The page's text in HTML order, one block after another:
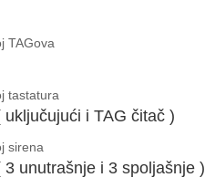
TAGova
tastatura
uključujući i TAG čitač )
sirena
3 unutrašnje i 3 spoljašnje )